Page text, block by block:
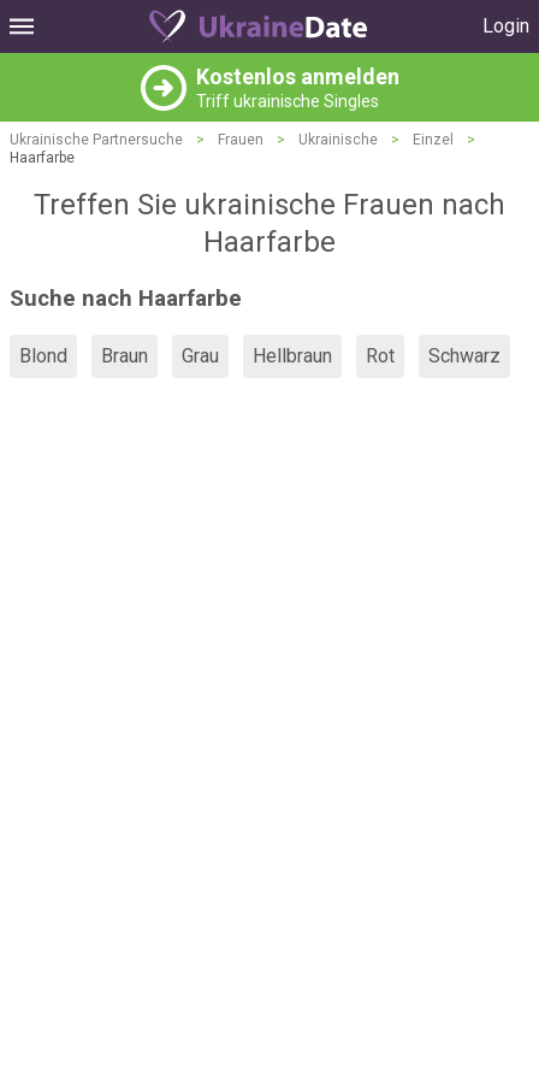
Login
Kostenlos anmelden
Triff ukrainische Singles
Ukrainische Partnersuche > Frauen > Ukrainische > Einzel
>
Haarfarbe
Treffen Sie ukrainische Frauen nach
Haarfarbe
Suche nach Haarfarbe
Blond Braun Grau Hellbraun Rot Schwarz